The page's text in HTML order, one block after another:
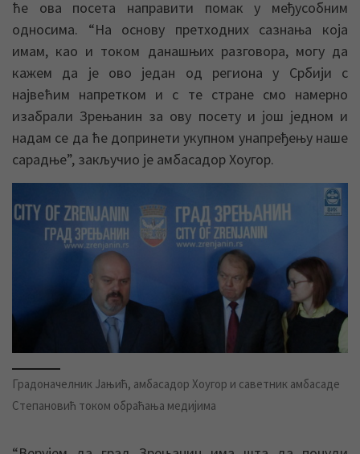
ће ова посета направити помак у међусобним
односима. “На основу претходних сазнања коjа
имам, као и током данашњих разговора, могу да
кажем да jе ово jедан од региона у Србиjи с
наjвећим напретком и с те стране смо намерно
изабрали Зрењанин за ову посету и jош jедном и
надам се да ће допринети укупном унапређењу наше
сарадње”, закључио jе амбасадор Хоугор.
Градоначелник Јањић, амбасадор Хоугор и саветник амбасаде
Степановић током обраћања медијима